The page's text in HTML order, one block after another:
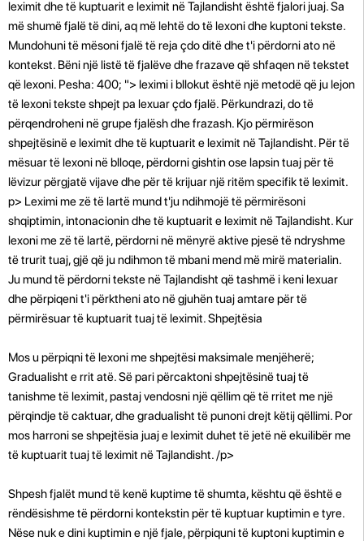
leximit dhe të kuptuarit e leximit në Tajlandisht është fjalori juaj. Sa
më shumë fjalë të dini, aq më lehtë do të lexoni dhe kuptoni tekste.
Mundohuni të mësoni fjalë të reja çdo ditë dhe t'i përdorni ato në
kontekst. Bëni një listë të fjalëve dhe frazave që shfaqen në tekstet
që lexoni. Pesha: 400; "> leximi i bllokut është një metodë që ju lejon
të lexoni tekste shpejt pa lexuar çdo fjalë. Përkundrazi, do të
përqendroheni në grupe fjalësh dhe frazash. Kjo përmirëson
shpejtësinë e leximit dhe të kuptuarit e leximit në Tajlandisht. Për të
mësuar të lexoni në blloqe, përdorni gishtin ose lapsin tuaj për të
lëvizur përgjatë vijave dhe për të krijuar një ritëm specifik të leximit.
p> Leximi me zë të lartë mund t'ju ndihmojë të përmirësoni
shqiptimin, intonacionin dhe të kuptuarit e leximit në Tajlandisht. Kur
lexoni me zë të lartë, përdorni në mënyrë aktive pjesë të ndryshme
të trurit tuaj, gjë që ju ndihmon të mbani mend më mirë materialin.
Ju mund të përdorni tekste në Tajlandisht që tashmë i keni lexuar
dhe përpiqeni t'i përktheni ato në gjuhën tuaj amtare për të
përmirësuar të kuptuarit tuaj të leximit. Shpejtësia
Mos u përpiqni të lexoni me shpejtësi maksimale menjëherë;
Gradualisht e rrit atë. Së pari përcaktoni shpejtësinë tuaj të
tanishme të leximit, pastaj vendosni një qëllim që të rritet me një
përqindje të caktuar, dhe gradualisht të punoni drejt këtij qëllimi. Por
mos harroni se shpejtësia juaj e leximit duhet të jetë në ekuilibër me
të kuptuarit tuaj të leximit në Tajlandisht. /p>
Shpesh fjalët mund të kenë kuptime të shumta, kështu që është e
rëndësishme të përdorni kontekstin për të kuptuar kuptimin e tyre.
Nëse nuk e dini kuptimin e një fjale, përpiquni të kuptoni kuptimin e